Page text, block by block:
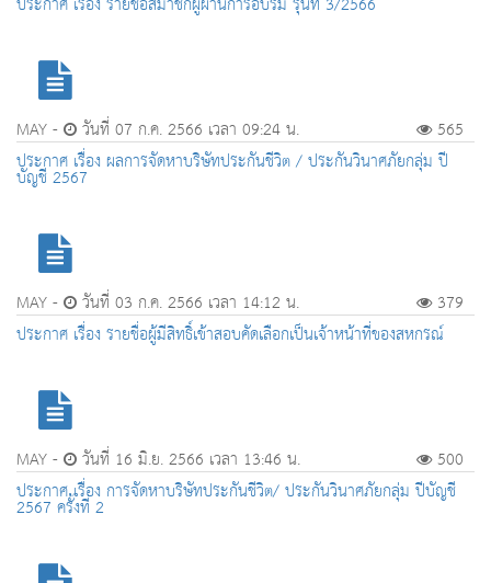
MAY - วันที่ 07 ก.ค. 2566 เวลา 09:24 น.
565
ประกาศ เรื่อง ผลการจัดหาบริษัทประกันชีวิต / ประกันวินาศภัยกลุ่ม ปี
บัญชี 2567
MAY - วันที่ 03 ก.ค. 2566 เวลา 14:12 น.
379
ประกาศ เรื่อง รายชื่อผู้มีสิทธิ์เข้าสอบคัดเลือกเป็นเจ้าหน้าที่ของสหกรณ์
MAY - วันที่ 16 มิ.ย. 2566 เวลา 13:46 น.
500
ประกาศ เรื่อง การจัดหาบริษัทประกันชีวิต/ ประกันวินาศภัยกลุ่ม ปีบัญชี
2567 ครั้งที่ 2